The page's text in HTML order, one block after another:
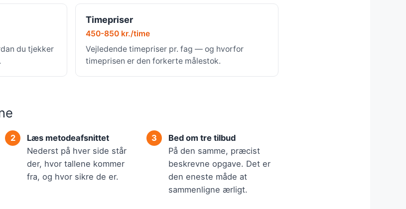
du tjekker
Timepriser
450-850 kr./time
Vejledende timepriser pr. fag — og hvorfor
timeprisen er den forkerte målestok.
Læs metodeafsnittet
Nederst på hver side står
der, hvor tallene kommer
fra, og hvor sikre de er.
Bed om tre tilbud
På den samme, præcist
beskrevne opgave. Det er
den eneste måde at
sammenligne ærligt.